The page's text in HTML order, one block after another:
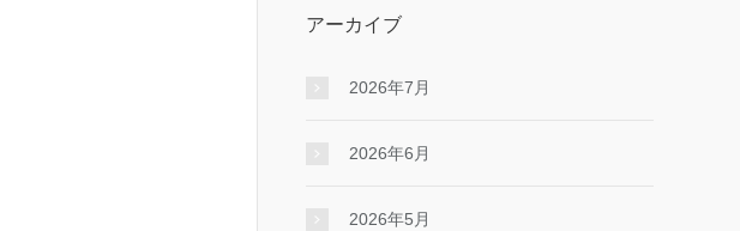
アーカイブ
2026年7月
2026年6月
2026年5月